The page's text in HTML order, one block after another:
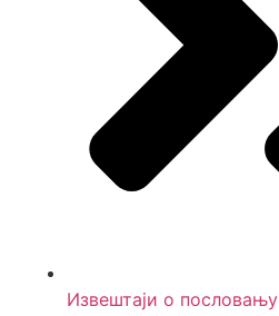
Извештаји о пословању